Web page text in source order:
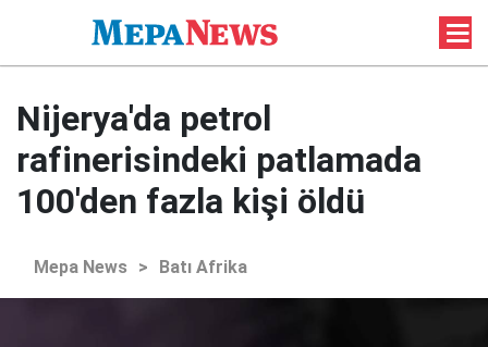
Nijerya'da petrol
rafinerisindeki patlamada
100'den fazla kişi öldü
Mepa News > Batı Afrika